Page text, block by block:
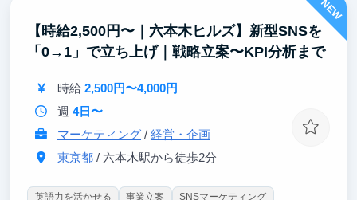
NEW
【時給2,500円〜｜六本木ヒルズ】新型SNSを
「0→1」で立ち上げ｜戦略立案〜KPI分析まで
時給 2,500円〜4,000円
週 4日〜
マーケティング/ 経営・企画
東京都/ 六本木駅から徒歩2分
英語力を活かせる 事業立案
SNSマーケティング